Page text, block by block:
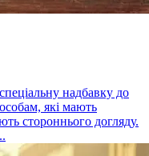
надбавку до
які мають
стороннього догляду.